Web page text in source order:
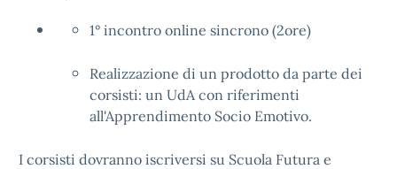
1° incontro online sincrono (2ore)
Realizzazione di un prodotto da parte dei
corsisti: un UdA con riferimenti
all'Apprendimento Socio Emotivo.
I corsisti dovranno iscriversi su Scuola Futura e